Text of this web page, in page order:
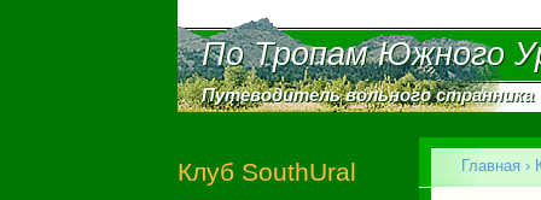
По Тропам Южного
По Тропам Южного
Путеводитель вольного странника
Путеводитель вольного странника
Клуб SouthUral
Главная ›